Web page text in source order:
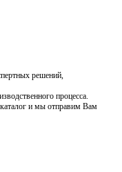
решений,
процесса.
и мы отправим Вам